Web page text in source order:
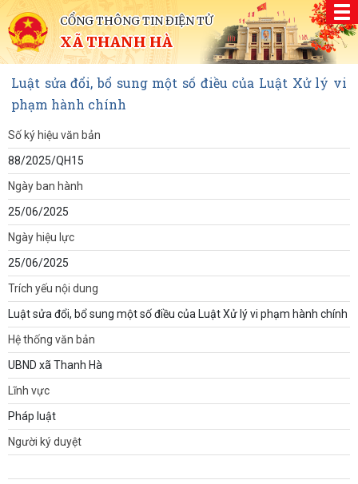
CỔNG THÔNG TIN ĐIỆN TỬ
XÃ THANH HÀ
Luật sửa đổi, bổ sung một số điều của Luật Xử lý vi
phạm hành chính
Số ký hiệu văn bản
88/2025/QH15
Ngày ban hành
25/06/2025
Ngày hiệu lực
25/06/2025
Trích yếu nội dung
Luật sửa đổi, bổ sung một số điều của Luật Xử lý vi phạm hành chính
Hệ thống văn bản
UBND xã Thanh Hà
Lĩnh vực
Pháp luật
Người ký duyệt